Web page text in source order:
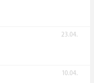
23.04.
10.04.